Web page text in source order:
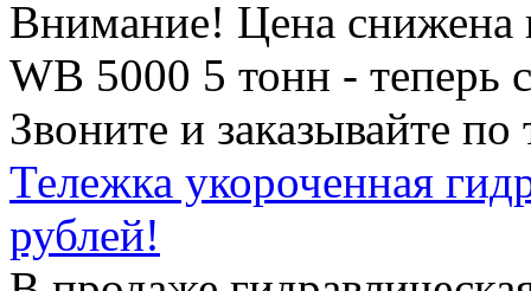
Внимание! Цена снижена
WB 5000 5 тонн - теперь
Звоните и заказывайте
Тележка укороченная
рублей!